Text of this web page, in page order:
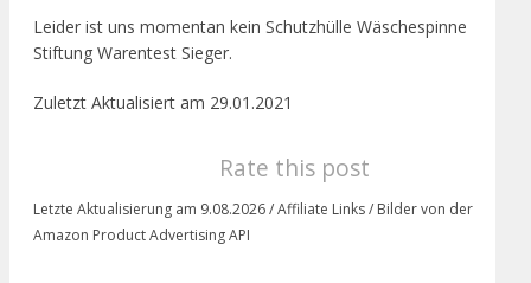
Leider ist uns momentan kein Schutzhülle Wäschespinne
Stiftung Warentest Sieger.
Zuletzt Aktualisiert am 29.01.2021
Rate this post
Letzte Aktualisierung am 9.08.2026 / Affiliate Links / Bilder von der
Amazon Product Advertising API